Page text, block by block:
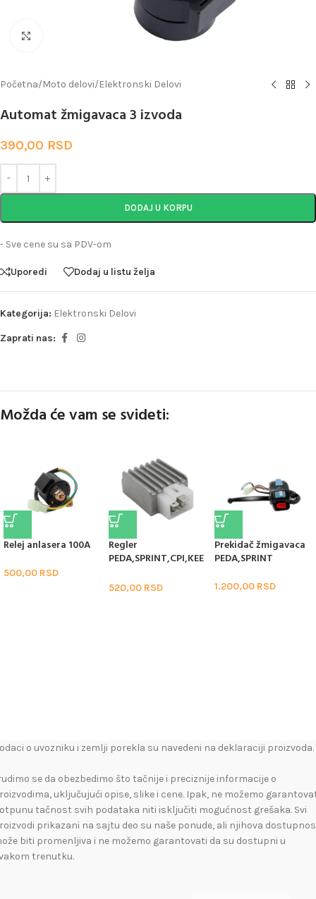
Početna/Moto delovi/Elektronski Delovi
Automat žmigavaca 3 izvoda
390,00 RSD
DODAJ U KORPU
- Sve cene su sa PDV-om
Uporedi Dodaj u listu želja
Kategorija: Elektronski Delovi
Zaprati nas:
Možda će vam se svideti:
Relej anlasera 100A
500,00 RSD
Regler
PEDA,SPRINT,CPI,KEE
520,00 RSD
Prekidač žmigavaca
PEDA,SPRINT
1.200,00 RSD
o uvozniku i zemlji porekla su navedeni na deklaraciji proizvoda.
se da obezbedimo što tačnije i preciznije informacije o
uključujući opise, slike i cene. Ipak, ne možemo
tačnost svih podataka niti isključiti mogućnost grešaka. Svi
prikazani na sajtu deo su naše ponude, ali njihova
biti promenljiva i ne možemo garantovati da su dostupni u
trenutku.